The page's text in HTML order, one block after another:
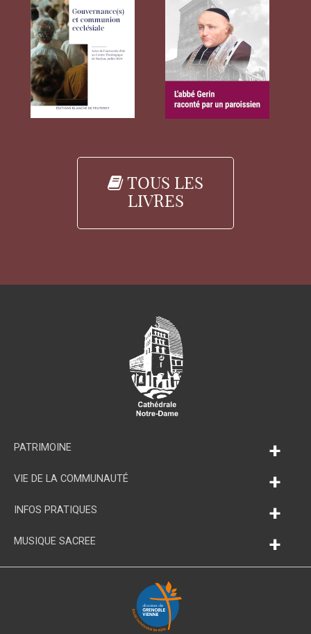
TOUS LES
LIVRES
PATRIMOINE +
VIE DE LA COMMUNAUTÉ +
INFOS PRATIQUES +
MUSIQUE SACREE +